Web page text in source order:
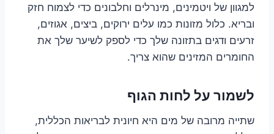
למגוון של ויטמינים, מינרלים וחלבונים כדי לצמוח חזק
ובריא. כלול מזונות כמו עלים ירוקים, ביצים, אגוזים,
זרעים ודגים בתזונה שלך כדי לספק לשיער שלך את
החומרים המזינים שהוא צריך.
לשמור על לחות הגוף
שתייה מרובה של מים היא חיונית לבריאות הכללית,